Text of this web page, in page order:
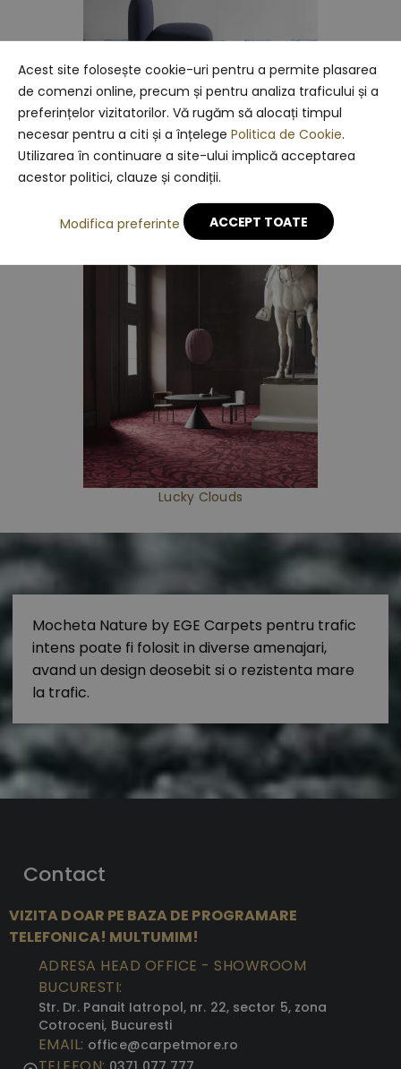
Acest site folosește cookie-uri pentru a permite plasarea
de comenzi online, precum și pentru analiza traficului și a
preferințelor vizitatorilor. Vă rugăm să alocați timpul
necesar pentru a citi și a înțelege Politica de Cookie.
Utilizarea în continuare a site-ului implică acceptarea
acestor politici, clauze și condiții.
Modifica preferinte ACCEPT TOATE
Spanish Mosaic
Lucky Clouds
Mocheta Nature by EGE Carpets pentru trafic
intens poate fi folosit in diverse amenajari,
avand un design deosebit si o rezistenta mare
la trafic.
Contact
VIZITA DOAR PE BAZA DE PROGRAMARE
TELEFONICA! MULTUMIM!
ADRESA HEAD OFFICE - SHOWROOM
BUCURESTI:
Str. Dr. Panait Iatropol, nr. 22, sector 5, zona
Cotroceni, Bucuresti
EMAIL: office@carpetmore.ro